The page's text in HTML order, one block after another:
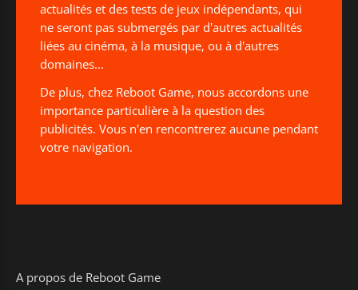
actualités et des tests de jeux indépendants, qui
ne seront pas submergés par d'autres actualités
liées au cinéma, à la musique, ou à d'autres
domaines...
De plus, chez Reboot Game, nous accordons une
importance particulière à la question des
publicités. Vous n'en rencontrerez aucune pendant
votre navigation.
A propos de Reboot Game